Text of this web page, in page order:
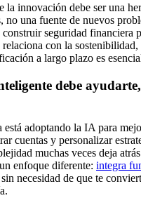
la innovación debe ser una
no una fuente de nuevos
seguridad financiera
con la sostenibilidad,
a largo plazo es
debe
adoptando la IA para
cuentas y personalizar
muchas veces deja
enfoque diferente: integra
sin necesidad de que te